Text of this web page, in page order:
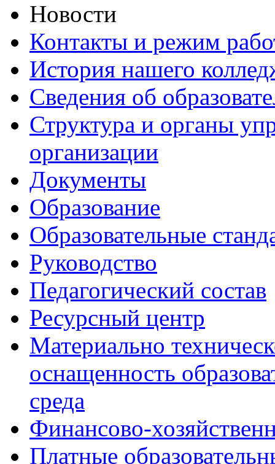
Новости
Контакты и режим
История нашего
Сведения об
Структура и органы
организации
Документы
Образование
Образовательные
Руководство
Педагогический состав
Ресурсный центр
Материально
оснащенность
среда
Финансово-
Платные